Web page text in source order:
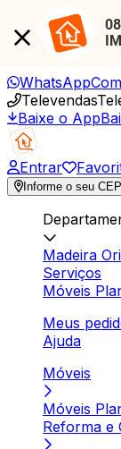
WhatsApp
Televendas
Baixe o App
Entrar
Informe o seu CEP
Madeira
Serviços
Móveis
Meus
Ajuda
Móveis
Móveis
Reforma e